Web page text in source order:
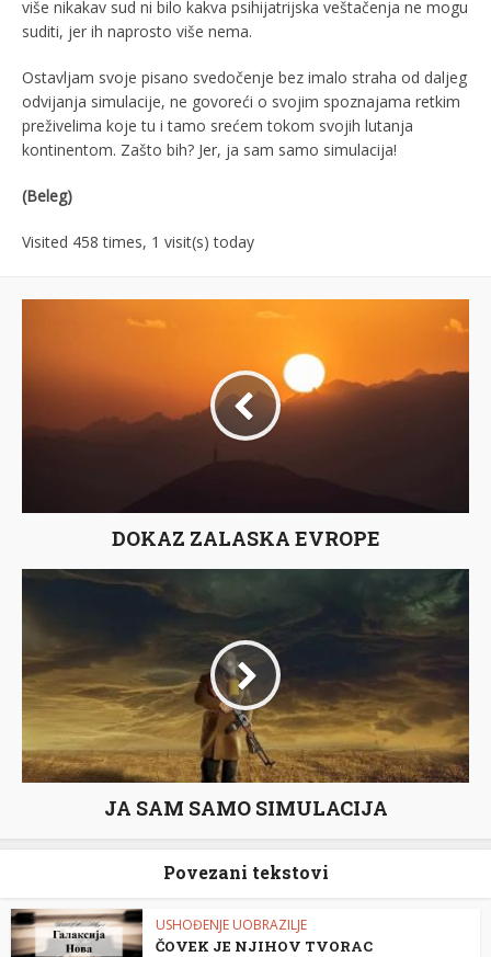
više nikakav sud ni bilo kakva psihijatrijska veštačenja ne mogu
suditi, jer ih naprosto više nema.
Ostavljam svoje pisano svedočenje bez imalo straha od daljeg
odvijanja simulacije, ne govoreći o svojim spoznajama retkim
preživelima koje tu i tamo srećem tokom svojih lutanja
kontinentom. Zašto bih? Jer, ja sam samo simulacija!
(Beleg)
Visited 458 times, 1 visit(s) today
DOKAZ ZALASKA EVROPE
JA SAM SAMO SIMULACIJA
Povezani tekstovi
USHOĐENJE UOBRAZILJE
ČOVEK JE NJIHOV TVORAC